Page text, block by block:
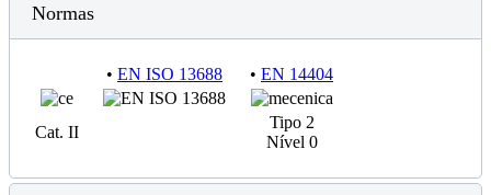
Normas
• EN ISO 13688 • EN 14404
Cat. II
Tipo 2
Nível 0